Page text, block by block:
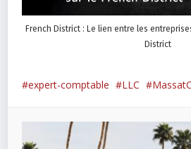
French District : Le lien entre les
District
expert-comptable LLC